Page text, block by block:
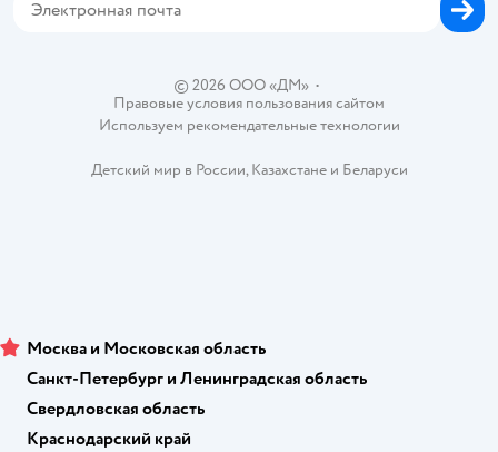
© 2026 ООО «ДМ»•
Правовые условия пользования сайтом
Используем рекомендательные технологии
Детский мир в России,Казахстанеи Беларуси
Москва и Московская область
Санкт-Петербург и Ленинградская область
Свердловская область
Краснодарский край